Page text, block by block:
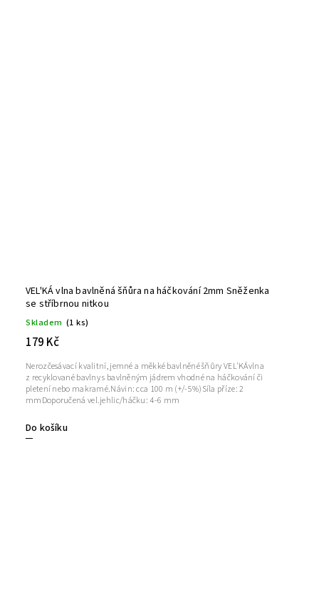
VEL'KÁ vlna bavlněná šňůra na háčkování 2mm Sněženka
se stříbrnou nitkou
Skladem (1 ks)
179 Kč
Do košíku
Nerozčesávací kvalitní, jemné a měkké bavlněné šňůry VEL'KÁvlna
z recyklované bavlny s bavlněným jádrem vhodné na háčkování či
pletení nebo makramé.Návin: cca 100 m (+/-5%)Síla příze: 2
mmDoporučená vel.jehlic/háčku: 4-6 mm